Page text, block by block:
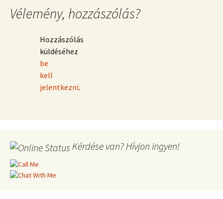
Vélemény, hozzászólás?
Hozzászólás
küldéséhez
be
kell
jelentkezni.
Kérdése van? Hívjon ingyen!